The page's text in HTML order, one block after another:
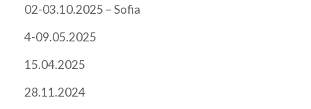
02-03.10.2025 – Sofia
4-09.05.2025
15.04.2025
28.11.2024